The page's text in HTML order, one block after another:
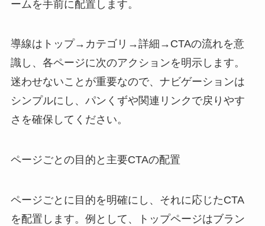
ームを手前に配置します。
導線はトップ→カテゴリ→詳細→CTAの流れを意
識し、各ページに次のアクションを明示します。
迷わせないことが重要なので、ナビゲーションは
シンプルにし、パンくずや関連リンクで戻りやす
さを確保してください。
ページごとの目的と主要CTAの配置
ページごとに目的を明確にし、それに応じたCTA
を配置します。例として、トップページはブラン